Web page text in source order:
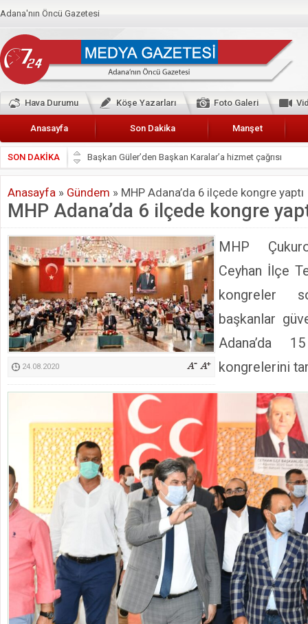
Adana'nın Öncü Gazetesi
Hava Durumu Köşe Yazarları Foto Galeri
Anasayfa Son Dakika Manşet
SON DAKİKA
Başkan Güler’den Başkan Karalar’a hizmet çağrısı
Lokantacılar ve Kebapçılar Esnaf Odası Başkanı Şefik
Hak-İş Abdurrahman Yücel
HDP İL BİNASININ ÖNÜNDE ANNELER TARİH
CEYHAN TİCARET ODASI
Hainler emellerine asla erişemeyecekler
BÖLGEMİZ ÇUKUROVA’DA 2019 YILI PAMUK
İyi Parti Yüreğir İlçe Başkanı Enis Akyürek
Kimyasallardan Koruma Derneği Başkanı Cennet Çelik
Anasayfa » Gündem » MHP Adana’da 6 ilçede kongre yaptı
MHP Adana’da 6 ilçede kongre
24.08.2020
MHP
Ceyhan İlçe
kongreler
başkanlar
Adana’da
kongrelerini